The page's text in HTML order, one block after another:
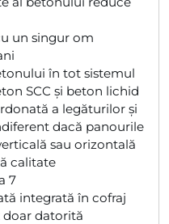
un singur om
în tot sistemul
SCC și beton lichid
a legăturilor și
dacă panourile
sau orizontală
calitate
7
integrată în cofraj
datorită